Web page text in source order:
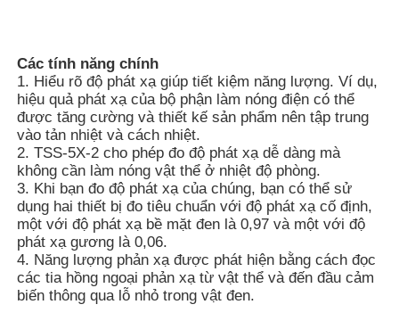
Video
Về chúng tôi
Tham quan nhà máy
Kiểm soát chất lượng
Liên hệ chúng tôi
Các tính năng chính
1. Hiểu rõ độ phát xạ giúp tiết kiệm năng lượng. Ví dụ,
hiệu quả phát xạ của bộ phận làm nóng điện có thể
được tăng cường và thiết kế sản phẩm nên tập trung
vào tản nhiệt và cách nhiệt.
2. TSS-5X-2 cho phép đo độ phát xạ dễ dàng mà
không cần làm nóng vật thể ở nhiệt độ phòng.
3. Khi bạn đo độ phát xạ của chúng, bạn có thể sử
dụng hai thiết bị đo tiêu chuẩn với độ phát xạ cố định,
một với độ phát xạ bề mặt đen là 0,97 và một với độ
phát xạ gương là 0,06.
4. Năng lượng phản xạ được phát hiện bằng cách đọc
các tia hồng ngoại phản xạ từ vật thể và đến đầu cảm
biến thông qua lỗ nhỏ trong vật đen.